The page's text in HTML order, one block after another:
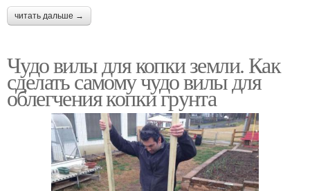
читать дальше →
Чудо вилы для копки земли. Как
сделать самому чудо вилы для
облегчения копки грунта